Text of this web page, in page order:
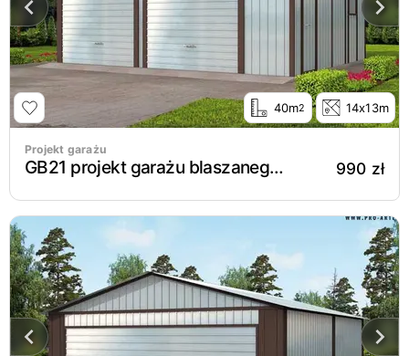
40m2 14x13m
Projekt garażu
GB21 projekt garażu blaszanego dwustanowiskowego 990 zł